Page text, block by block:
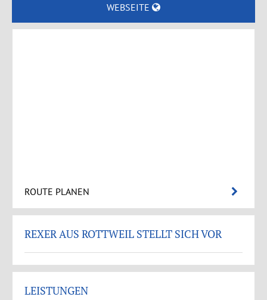
WEBSEITE
ROUTE PLANEN
REXER AUS ROTTWEIL STELLT SICH VOR
LEISTUNGEN